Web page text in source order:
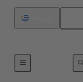
Terminación